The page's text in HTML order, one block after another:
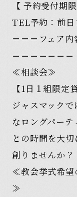
【 予約受付期
TEL予約：前日
＝＝＝フェア
＝＝＝＝＝＝＝
≪相談会≫
【1日１組限定
ジャスマック
なロングパー
との時間を大
創りませんか？
≪教会挙式希望
≫